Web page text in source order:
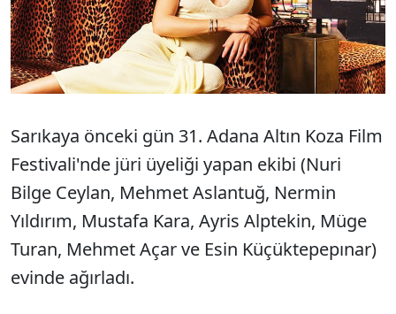
Sarıkaya önceki gün 31. Adana Altın Koza Film
Festivali'nde jüri üyeliği yapan ekibi (Nuri
Bilge Ceylan, Mehmet Aslantuğ, Nermin
Yıldırım, Mustafa Kara, Ayris Alptekin, Müge
Turan, Mehmet Açar ve Esin Küçüktepepınar)
evinde ağırladı.